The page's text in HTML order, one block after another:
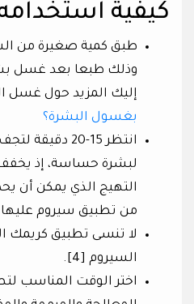
كيفية
طبق كمية صغيرة من
وذلك طبعا بعد غسل
إليك المزيد حول غسل
بغسول البشرة؟
انتظر 15-20
لبشرة حساسة، إذ
التهيج الذي يمكن أن
من تطبيق سيروم
لا تنسى تطبيق كريمك
السيروم [4].
اختر الوقت المناسب